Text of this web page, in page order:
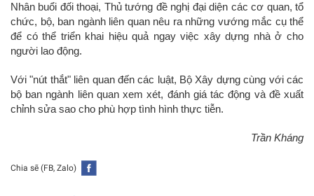
Nhân buổi đối thoại, Thủ tướng đề nghị đại diện các cơ quan, tổ
chức, bộ, ban ngành liên quan nêu ra những vướng mắc cụ thể
để có thể triển khai hiệu quả ngay việc xây dựng nhà ở cho
người lao động.
Với "nút thắt" liên quan đến các luật, Bộ Xây dựng cùng với các
bộ ban ngành liên quan xem xét, đánh giá tác động và đề xuất
chỉnh sửa sao cho phù hợp tình hình thực tiễn.
Trần Kháng
Chia sẽ (FB, Zalo)